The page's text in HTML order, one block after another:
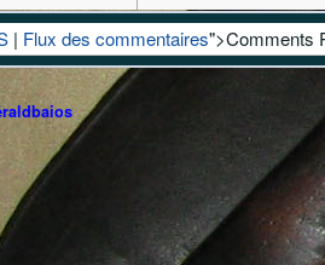
| Flux des commentaires">Comments